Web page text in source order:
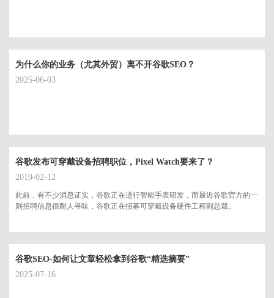
为什么你的业务（尤其外贸）离不开谷歌SEO？
2025-06-03
谷歌发布可穿戴设备招聘职位，Pixel Watch要来了？
2019-02-12
此前，有不少消息证实，谷歌正在进行智能手表研发，而最近谷歌官方的一
则招聘信息很耐人寻味，谷歌正在招募可穿戴设备硬件工程副总裁。
谷歌SEO-如何让文章轻松拿到谷歌“精选摘要”
2025-07-16